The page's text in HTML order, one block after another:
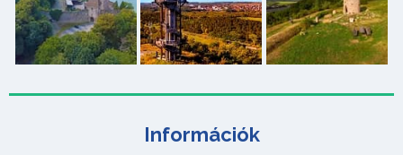
Információk